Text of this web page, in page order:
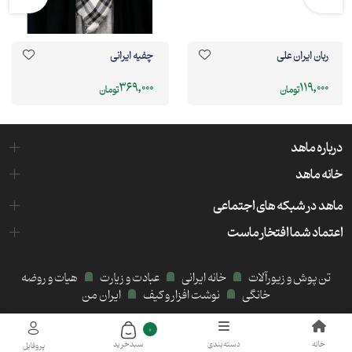
ربان ایران علی
119,000تومان
چفیه ایرانی
369,000تومان
درباره ماهد
خانه ماهد
ماهد در شبکه های اجتماعی
اعتماد شما افتخار ماست
تن پوش و زیورآلات خانه ایرانی عبادت و زیارت
هیات و روضه
خانگی
نوشت افزار و کیف
ایران من
میزبانی هاست و سرور:کیمیا هاست
خانه دسته‌بندی
0
سبد‌خرید پروفایل